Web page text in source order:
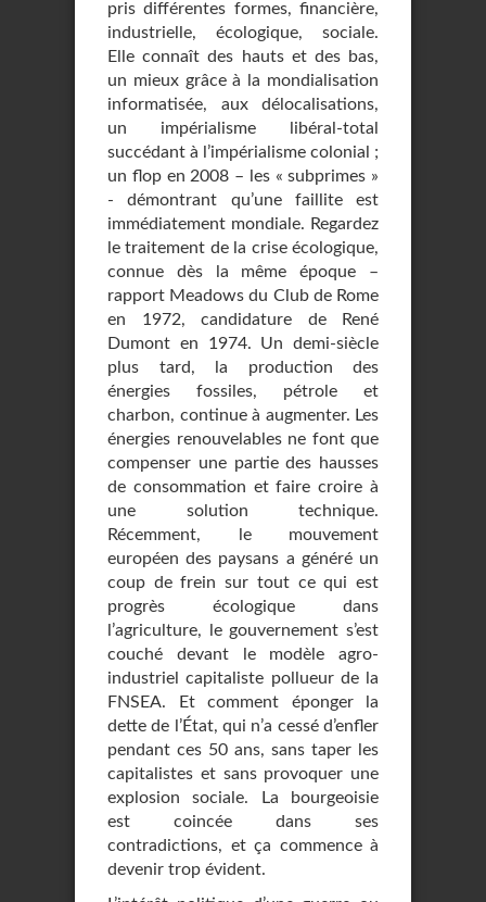
pris différentes formes, financière,
industrielle, écologique, sociale.
Elle connaît des hauts et des bas,
un mieux grâce à la mondialisation
informatisée, aux délocalisations,
un impérialisme libéral-total
succédant à l’impérialisme colonial ;
un flop en 2008 – les « subprimes »
- démontrant qu’une faillite est
immédiatement mondiale. Regardez
le traitement de la crise écologique,
connue dès la même époque –
rapport Meadows du Club de Rome
en 1972, candidature de René
Dumont en 1974. Un demi-siècle
plus tard, la production des
énergies fossiles, pétrole et
charbon, continue à augmenter. Les
énergies renouvelables ne font que
compenser une partie des hausses
de consommation et faire croire à
une solution technique.
Récemment, le mouvement
européen des paysans a généré un
coup de frein sur tout ce qui est
progrès écologique dans
l’agriculture, le gouvernement s’est
couché devant le modèle agro-
industriel capitaliste pollueur de la
FNSEA. Et comment éponger la
dette de l’État, qui n’a cessé d’enfler
pendant ces 50 ans, sans taper les
capitalistes et sans provoquer une
explosion sociale. La bourgeoisie
est coincée dans ses
contradictions, et ça commence à
devenir trop évident.